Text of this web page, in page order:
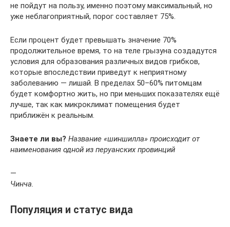
не пойдут на пользу, именно поэтому максимальный, но
уже неблагоприятный, порог составляет 75%.
Если процент будет превышать значение 70%
продолжительное время, то на теле грызуна создадутся
условия для образования различных видов грибков,
которые впоследствии приведут к неприятному
заболеванию — лишай. В пределах 50–60% питомцам
будет комфортно жить, но при меньших показателях ещё
лучше, так как микроклимат помещения будет
приближён к реальным.
Знаете ли вы? Название «шиншилла» происходит от
наименования одной из перуанских провинций
—
Чинча.
Популяция и статус вида